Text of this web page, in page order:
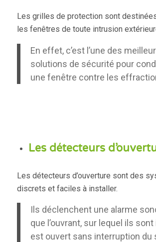
Les grilles de protection sont
les fenêtres de toute intrusion
En effet, c’est l’une des
solutions de sécurité pour
une fenêtre contre les
Les détecteurs
Les détecteurs d’ouverture sont des
discrets et faciles à installer.
Ils déclenchent une alarme
que l’ouvrant, sur lequel ils
est ouvert sans interruption du